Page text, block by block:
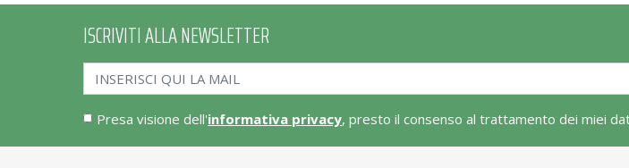
ISCRIVITI ALLA NEWSLETTER
Presa visione dell'informativa privacy, presto il consenso al trattamento dei miei